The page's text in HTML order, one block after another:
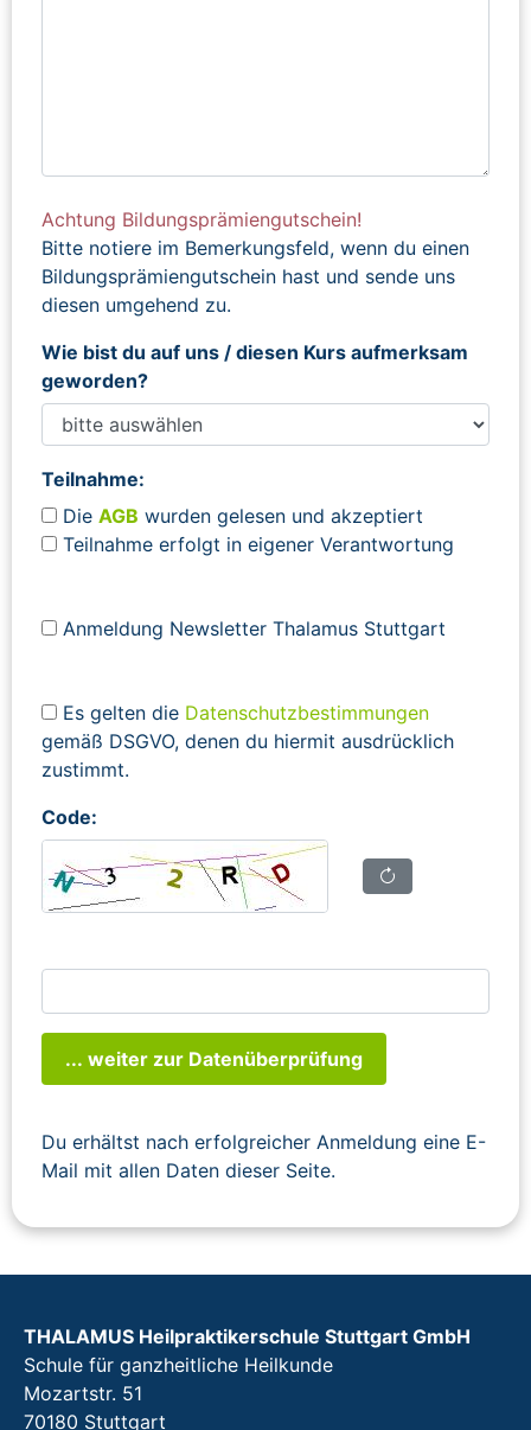
Achtung Bildungsprämiengutschein!
Bitte notiere im Bemerkungsfeld, wenn du einen
Bildungsprämiengutschein hast und sende uns
diesen umgehend zu.
Wie bist du auf uns / diesen Kurs aufmerksam
geworden?
Teilnahme:
Die AGB wurden gelesen und akzeptiert
Teilnahme erfolgt in eigener Verantwortung
Anmeldung Newsletter Thalamus Stuttgart
Es gelten die Datenschutzbestimmungen
gemäß DSGVO, denen du hiermit ausdrücklich
zustimmt.
Code:
... weiter zur Datenüberprüfung
Du erhältst nach erfolgreicher Anmeldung eine E-
Mail mit allen Daten dieser Seite.
THALAMUS Heilpraktikerschule Stuttgart GmbH
Schule für ganzheitliche Heilkunde
Mozartstr. 51
70180 Stuttgart